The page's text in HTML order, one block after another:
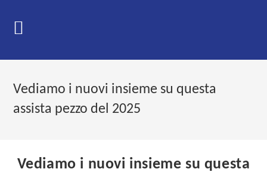
content
Vediamo i nuovi insieme su questa
assista pezzo del 2025
Vediamo i nuovi insieme su questa